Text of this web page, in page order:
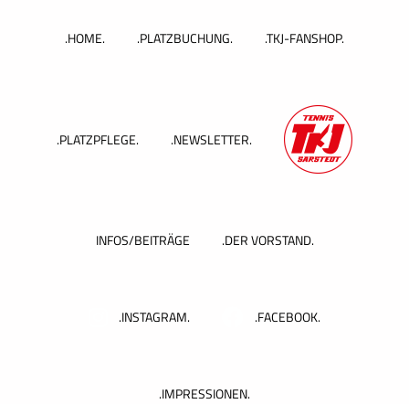
.HOME. .PLATZBUCHUNG. .TKJ-FANSHOP.
.PLATZPFLEGE. .NEWSLETTER.
INFOS/BEITRÄGE .DER VORSTAND.
.INSTAGRAM. .FACEBOOK.
.IMPRESSIONEN.